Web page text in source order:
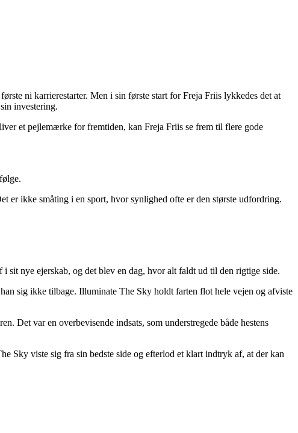
ni karrierestarter. Men i sin første start for Freja Friis lykkedes det at
investering.
et pejlemærke for fremtiden, kan Freja Friis se frem til flere gode
er ikke småting i en sport, hvor synlighed ofte er den største udfordring.
sit nye ejerskab, og det blev en dag, hvor alt faldt ud til den rigtige side.
sig ikke tilbage. Illuminate The Sky holdt farten flot hele vejen og afviste
Det var en overbevisende indsats, som understregede både hestens
Sky viste sig fra sin bedste side og efterlod et klart indtryk af, at der kan